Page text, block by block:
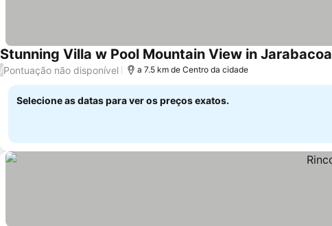
Stunning Villa w Pool Mountain View in Jarabacoa
/Pontuação não disponível a 7.5 km de Centro da cidade
Selecione as datas para ver os preços exatos.